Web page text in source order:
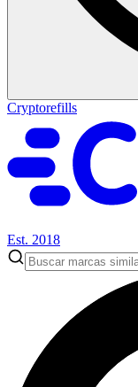
Cryptorefills
Est. 2018